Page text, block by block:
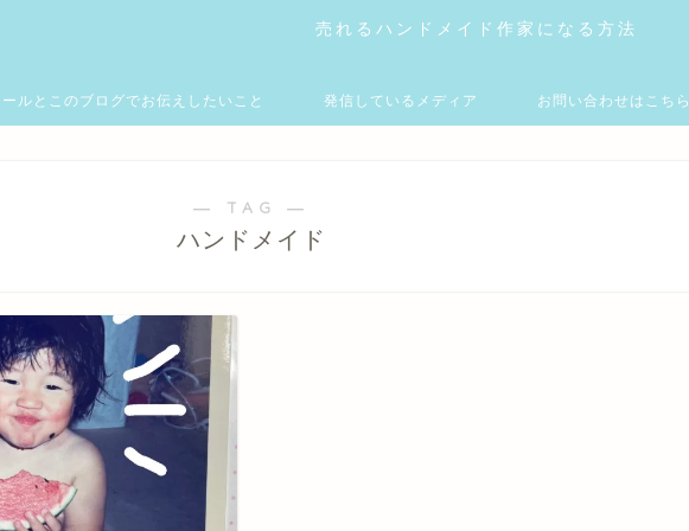
売れるハンドメイド作家になる方法
ルとこのブログでお伝えしたいこと 発信しているメディア お問い合わせはこちら
― TAG ―
ハンドメイド